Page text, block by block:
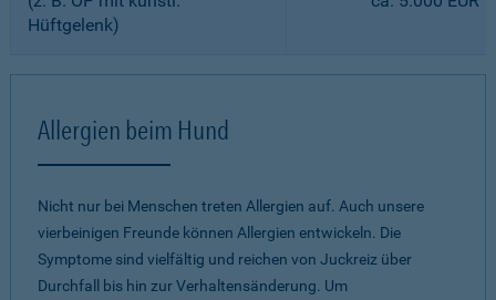
Hüftgelenk)
Allergien beim Hund
Nicht nur bei Menschen treten Allergien auf. Auch unsere
vierbeinigen Freunde können Allergien entwickeln. Die
Symptome sind vielfältig und reichen von Juckreiz über
Durchfall bis hin zur Verhaltensänderung. Um